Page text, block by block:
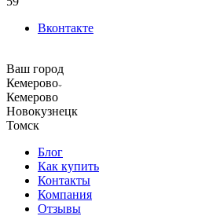
Вконтакте
Ваш город
Кемерово
Кемерово
Новокузнецк
Томск
Блог
Как купить
Контакты
Компания
Отзывы